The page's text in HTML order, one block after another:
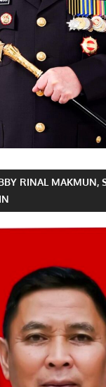
RINAL MAKMUN,